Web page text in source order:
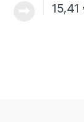
15,41